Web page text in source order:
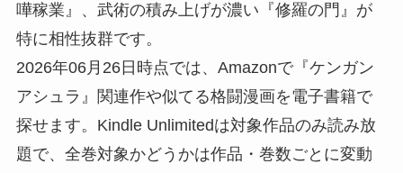
嘩稼業』、武術の積み上げが濃い『修羅の門』が
特に相性抜群です。
2026年06月26日時点では、Amazonで『ケンガン
アシュラ』関連作や似てる格闘漫画を電子書籍で
探せます。Kindle Unlimitedは対象作品のみ読み放
題で、全巻対象かどうかは作品・巻数ごとに変動